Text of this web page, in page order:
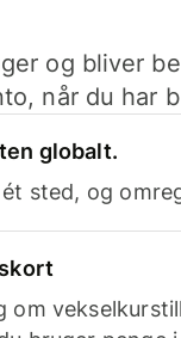
og bliver
når du har
globalt.
sted, og
om